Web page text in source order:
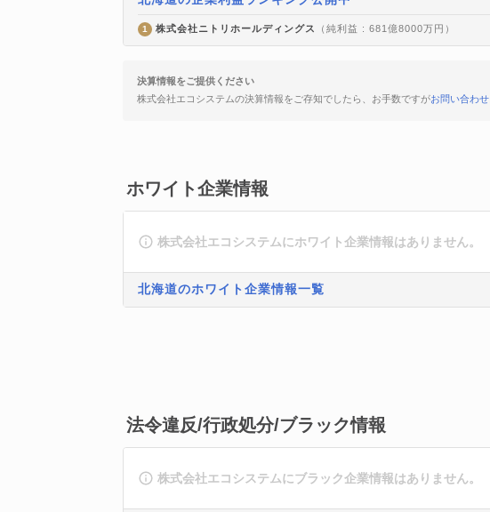
1 株式会社ニトリホールディングス （純利益 : 681億8000万円）
決算情報をご提供ください
株式会社エコシステムの決算情報をご存知でしたら、お手数ですがお問い合わせ
ホワイト企業情報
株式会社エコシステムにホワイト企業情報はありません。
北海道のホワイト企業情報一覧
法令違反/行政処分/ブラック情報
株式会社エコシステムにブラック企業情報はありません。